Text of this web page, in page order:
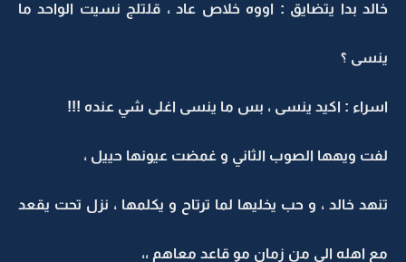
خالد بدا يتضايق : اووه خلاص عاد ، قلتلج نسيت الواحد ما
ينسى ؟
اسراء : اكيد ينسى ، بس ما ينسى اغلى شي عنده !!!
لفت ويهها الصوب الثاني و غمضت عيونها حييل ،
تنهد خالد ، و حب يخليها لما ترتاح و يكلمها ، نزل تحت يقعد
مع اهله الي من زمان مو قاعد معاهم ،،